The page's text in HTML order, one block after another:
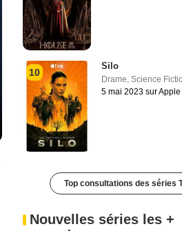
10
Silo
Drame, Science
5 mai 2023 sur Apple
Top consultations des séries
Nouvelles séries les +